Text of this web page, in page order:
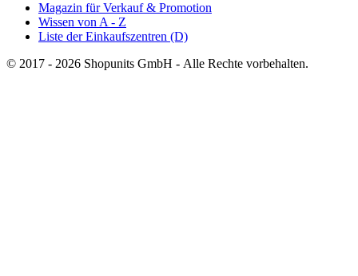
Magazin für Verkauf & Promotion
Wissen von A - Z
Liste der Einkaufszentren (D)
© 2017 - 2026 Shopunits GmbH - Alle Rechte vorbehalten.